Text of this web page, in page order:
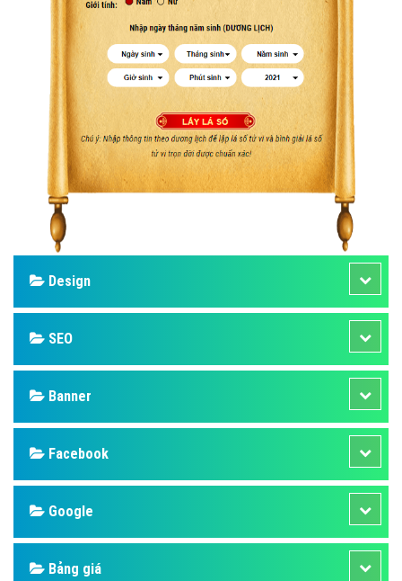
Design
SEO
Banner
Facebook
Google
Bảng giá